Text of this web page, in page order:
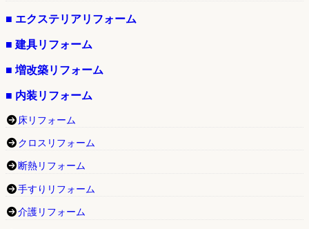
■ エクステリアリフォーム
■ 建具リフォーム
■ 増改築リフォーム
■ 内装リフォーム
床リフォーム
クロスリフォーム
断熱リフォーム
手すりリフォーム
介護リフォーム